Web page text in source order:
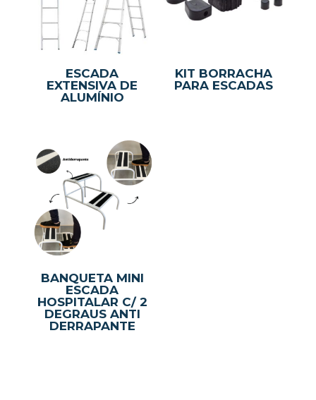
ESCADA
EXTENSIVA DE
ALUMÍNIO
KIT BORRACHA
PARA ESCADAS
BANQUETA MINI
ESCADA
HOSPITALAR C/ 2
DEGRAUS ANTI
DERRAPANTE